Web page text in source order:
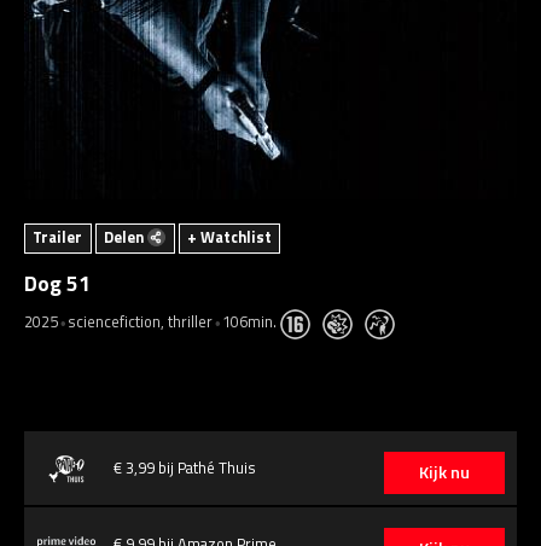
Trailer Delen + Watchlist
Dog 51
2025 sciencefiction, thriller 106min.
Kijk nu
€ 3,99 bij Pathé Thuis